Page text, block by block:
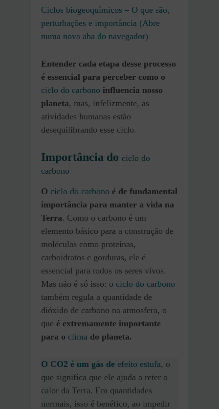
Ciclos biogeoquímicos – O que são,
perturbações e importância (Abre
numa nova aba do navegador)
Entender cada etapa desse processo
é essencial para perceber como o
ciclo do carbono influencia nosso
planeta, mas, infelizmente, as
atividades humanas estão
desequilibrando esse ciclo.
Importância do ciclo do
carbono
O ciclo do carbono é de fundamental
importância para manter a vida na
Terra. Como o carbono é um
elemento básico para a construção de
moléculas como proteínas,
carboidratos e gorduras, ele é
essencial para todos os seres vivos.
Mas não é só isso: o ciclo do carbono
também regula a quantidade de
dióxido de carbono na atmosfera, o
que é extremamente importante
para o clima do planeta.
O CO2 é um gás de efeito estufa, o
que significa que ele ajuda a reter o
calor da Terra. Em quantidades
normais, isso é benéfico, ao impedir